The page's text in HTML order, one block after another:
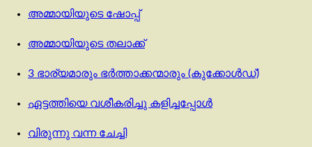
അമ്മായിയുടെ ഷോപ്പ്
അമ്മായിയുടെ തലാക്ക്
3 ഭാര്യമാരും ഭർത്താക്കന്മാരും (കുക്കോൾഡ്)
ഏട്ടത്തിയെ വശീകരിച്ചു കളിച്ചപ്പോൾ
വിരുന്നു വന്ന ചേച്ചി